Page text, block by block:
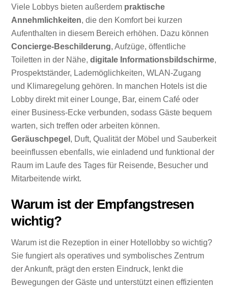
Viele Lobbys bieten außerdem praktische
Annehmlichkeiten, die den Komfort bei kurzen
Aufenthalten in diesem Bereich erhöhen. Dazu können
Concierge-Beschilderung, Aufzüge, öffentliche
Toiletten in der Nähe,digitale Informationsbildschirme,
Prospektständer, Lademöglichkeiten, WLAN-Zugang
und Klimaregelung gehören. In manchen Hotels ist die
Lobby direkt mit einer Lounge, Bar, einem Café oder
einer Business-Ecke verbunden, sodass Gäste bequem
warten, sich treffen oder arbeiten können.
Geräuschpegel , Duft, Qualität der Möbel und Sauberkeit
beeinflussen ebenfalls, wie einladend und funktional der
Raum im Laufe des Tages für Reisende, Besucher und
Mitarbeitende wirkt.
Warum ist der Empfangstresen
wichtig?
Warum ist die Rezeption in einer Hotellobby so wichtig?
Sie fungiert als operatives und symbolisches Zentrum
der Ankunft, prägt den ersten Eindruck, lenkt die
Bewegungen der Gäste und unterstützt einen effizienten